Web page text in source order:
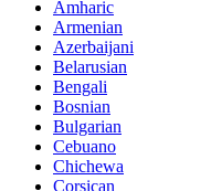
Amharic
Armenian
Azerbaijani
Belarusian
Bengali
Bosnian
Bulgarian
Cebuano
Chichewa
Corsican